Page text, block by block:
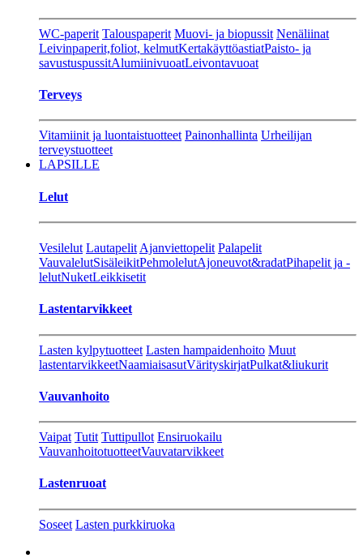
WC-paperit Talouspaperit Muovi- ja biopussit Nenäliinat
Leivinpaperit,foliot, kelmutKertakäyttöastiatPaisto- ja
savustuspussitAlumiinivuoatLeivontavuoat
Terveys
Vitamiinit ja luontaistuotteet Painonhallinta Urheilijan
terveystuotteet
LAPSILLE
Lelut
Vesilelut Lautapelit Ajanviettopelit Palapelit
VauvalelutSisäleikitPehmolelutAjoneuvot&radatPihapelit ja -
lelutNuketLeikkisetit
Lastentarvikkeet
Lasten kylpytuotteet Lasten hampaidenhoito Muut
lastentarvikkeetNaamiaisasutVärityskirjatPulkat&liukurit
Vauvanhoito
Vaipat Tutit Tuttipullot Ensiruokailu
VauvanhoitotuotteetVauvatarvikkeet
Lastenruoat
Soseet Lasten purkkiruoka